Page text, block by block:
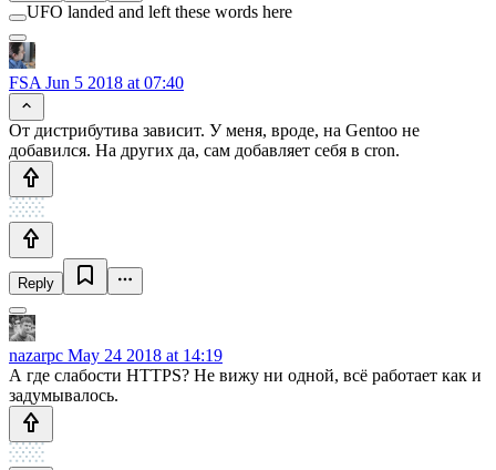
UFO landed and left these words here
FSA Jun 5 2018 at 07:40
От дистрибутива зависит. У меня, вроде, на Gentoo не
добавился. На других да, сам добавляет себя в cron.
Reply
nazarpc May 24 2018 at 14:19
А где слабости HTTPS? Не вижу ни одной, всё работает как и
задумывалось.